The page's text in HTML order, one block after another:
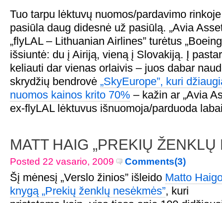
Tuo tarpu lėktuvų nuomos/pardavimo
pasiūla daug didesnė už pasiūlą. „Avia
„flyLAL – Lithuanian Airlines” turėtus
išsiuntė: du į Airiją, vieną į Slovakiją. Į
keliauti dar vienas orlaivis – juos dabar
skrydžių bendrovė „SkyEurope”, kuri
nuomos kainos krito 70% – kažin ar „Avia
ex-flyLAL lėktuvus išnuomoja/parduoda
MATT HAIG „PREKIŲ ŽENKLŲ
Posted 22 vasario, 2009 Comments(3)
Šį mėnesį „Verslo žinios” išleido Matto
knygą „Prekių ženklų nesėkmės”, kuri